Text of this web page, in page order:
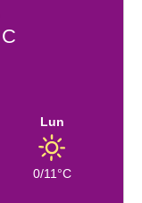
C
Lun
0/11°C